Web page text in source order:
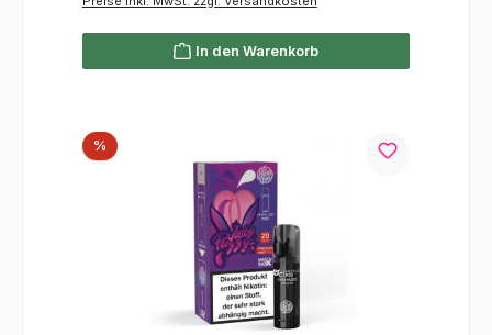
In den Warenkorb
%Rabatt